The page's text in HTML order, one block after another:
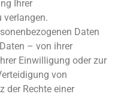
Ihrer
verlangen.
Daten
– von ihrer
Einwilligung oder zur
von
der Rechte einer